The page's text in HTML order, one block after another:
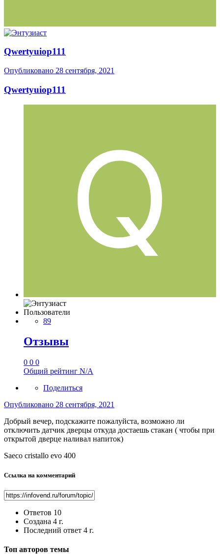
Qwertyuiop111
Опубликовано 28 сентября, 2021
Qwertyuiop111
Пользователи
89
Отзывы
0 0 0
Общий рейтинг N/A
Поделиться
Опубликовано 28 сентября, 2021
Добрый вечер, подскажите пожалуйста, возможно ли
отключить датчик дверцы откуда достаешь стакан ( чтобы при
открытой дверце наливал напиток)
Saeco cristallo evo 400
Ссылка на комментарий
Ответов 10
Создана 4 г.
Последний ответ 4 г.
Топ авторов темы